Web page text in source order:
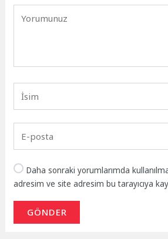
Daha sonraki yorumlarımda
adresim ve site adresim bu tarayıcıya
GÖNDER